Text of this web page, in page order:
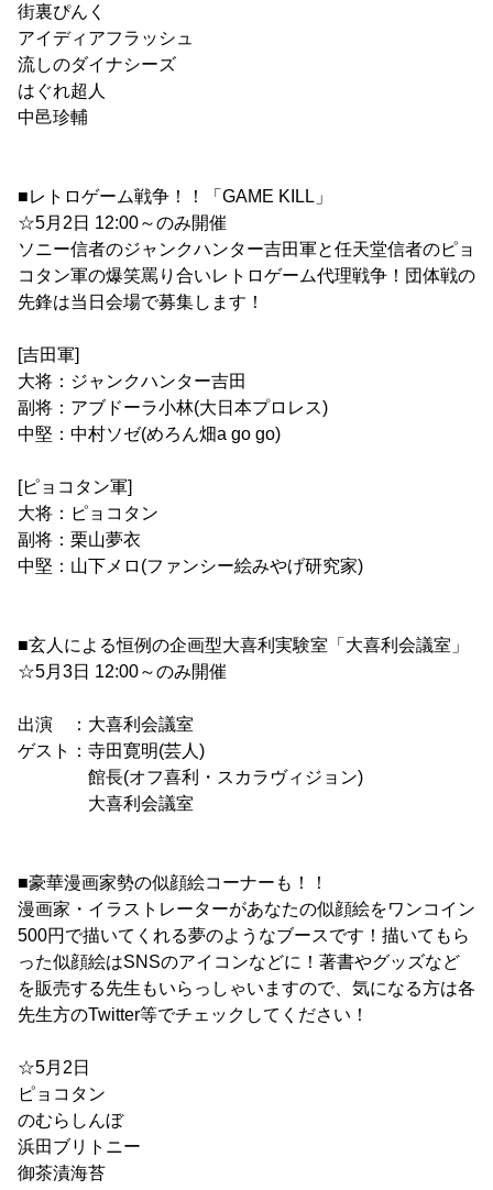
街裏ぴんく
アイディアフラッシュ
流しのダイナシーズ
はぐれ超人
中邑珍輔
■レトロゲーム戦争！！「GAME KILL」
☆5月2日 12:00～のみ開催
ソニー信者のジャンクハンター吉田軍と任天堂信者のピョ
コタン軍の爆笑罵り合いレトロゲーム代理戦争！団体戦の
先鋒は当日会場で募集します！
[吉田軍]
大将：ジャンクハンター吉田
副将：アブドーラ小林(大日本プロレス)
中堅：中村ソゼ(めろん畑a go go)
[ピョコタン軍]
大将：ピョコタン
副将：栗山夢衣
中堅：山下メロ(ファンシー絵みやげ研究家)
■玄人による恒例の企画型大喜利実験室「大喜利会議室」
☆5月3日 12:00～のみ開催
出演 ：大喜利会議室
ゲスト：寺田寛明(芸人)
館長(オフ喜利・スカラヴィジョン)
大喜利会議室
■豪華漫画家勢の似顔絵コーナーも！！
漫画家・イラストレーターがあなたの似顔絵をワンコイン
500円で描いてくれる夢のようなブースです！描いてもら
った似顔絵はSNSのアイコンなどに！著書やグッズなど
を販売する先生もいらっしゃいますので、気になる方は各
先生方のTwitter等でチェックしてください！
☆5月2日
ピョコタン
のむらしんぼ
浜田ブリトニー
御茶漬海苔